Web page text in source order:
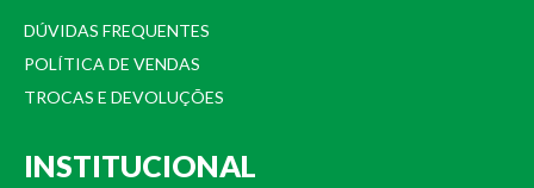
DÚVIDAS FREQUENTES
POLÍTICA DE VENDAS
TROCAS E DEVOLUÇÕES
INSTITUCIONAL